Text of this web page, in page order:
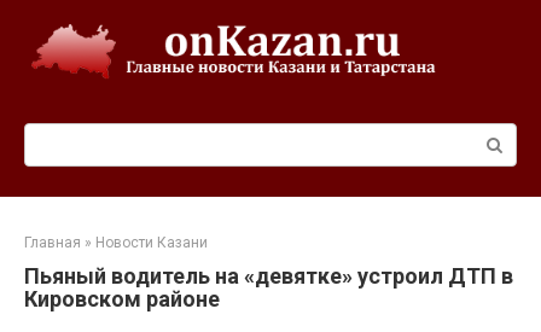
контенту
Главная » Новости Казани
Пьяный водитель на «девятке» устроил ДТП в
Кировском районе